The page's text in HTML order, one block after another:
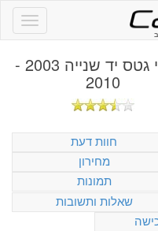
יונדאי גטס יד שנייה 2003 -
2010
חוות דעת
מחירון
תמונות
שאלות ותשובות